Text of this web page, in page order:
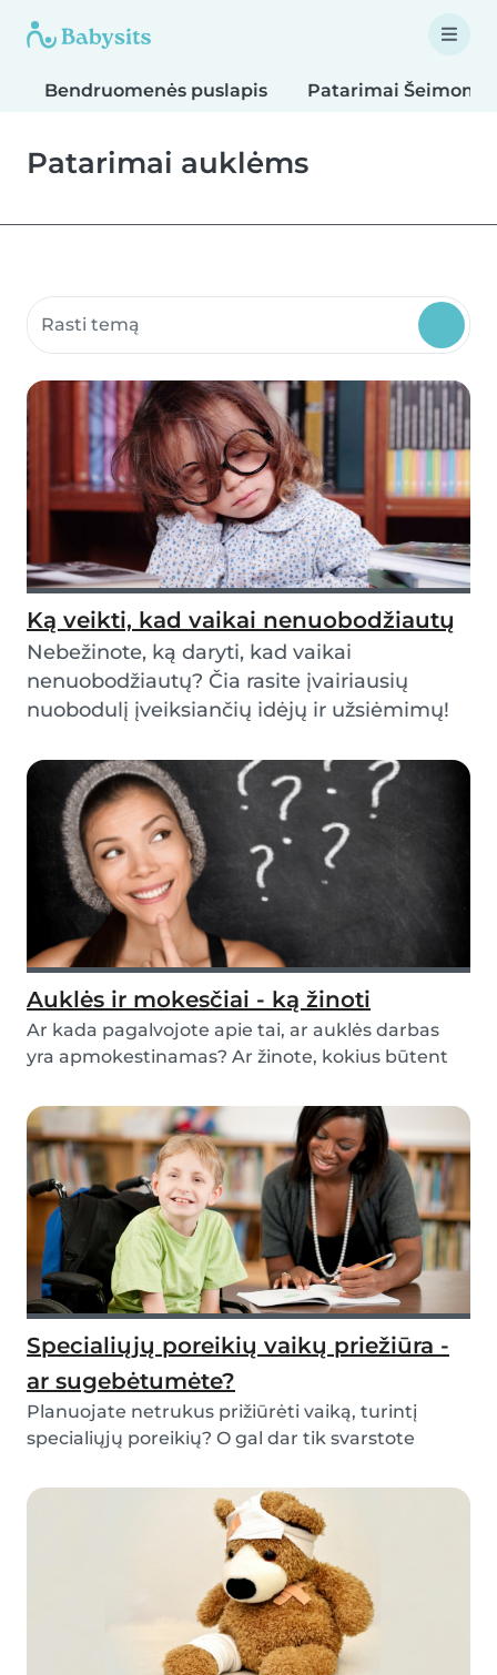
Bendruomenės puslapis Patarimai Šeimoms
Patarimai auklėms
Ieškoti bendruomenės puslapių
Ką veikti, kad vaikai nenuobodžiautų
Nebežinote, ką daryti, kad vaikai
nenuobodžiautų? Čia rasite įvairiausių
nuobodulį įveiksiančių idėjų ir užsiėmimų!
Auklės ir mokesčiai - ką žinoti
Ar kada pagalvojote apie tai, ar auklės darbas
yra apmokestinamas? Ar žinote, kokius būtent
Specialiųjų poreikių vaikų priežiūra -
ar sugebėtumėte?
Planuojate netrukus prižiūrėti vaiką, turintį
specialiųjų poreikių? O gal dar tik svarstote